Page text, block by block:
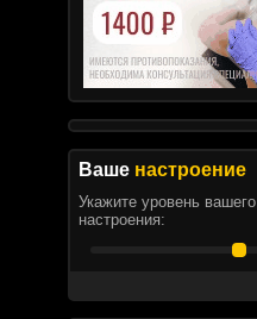
Ваше настроение
Укажите уровень вашего
настроения: